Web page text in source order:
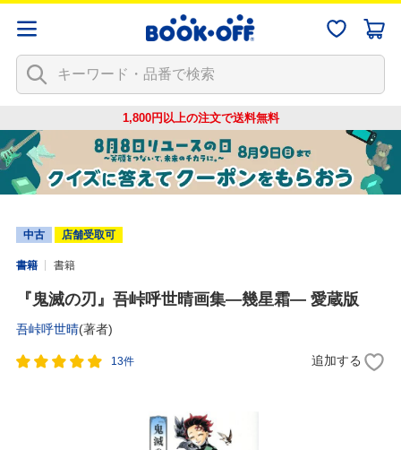
1,800円以上の注文で送料無料
中古 店舗受取可
書籍 書籍
『鬼滅の刃』吾峠呼世晴画集―幾星霜― 愛蔵版
吾峠呼世晴(著者)
13件 追加する